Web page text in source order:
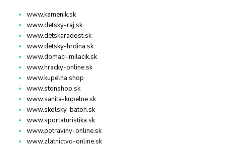
www.kamenik.sk
www.detsky-raj.sk
www.detskaradost.sk
www.detsky-hrdina.sk
www.domaci-milacik.sk
www.hracky-online.sk
www.kupelna.shop
www.stonshop.sk
www.sanita-kupelne.sk
www.skolsky-batoh.sk
www.sportaturistika.sk
www.potraviny-online.sk
www.zlatnictvo-online.sk